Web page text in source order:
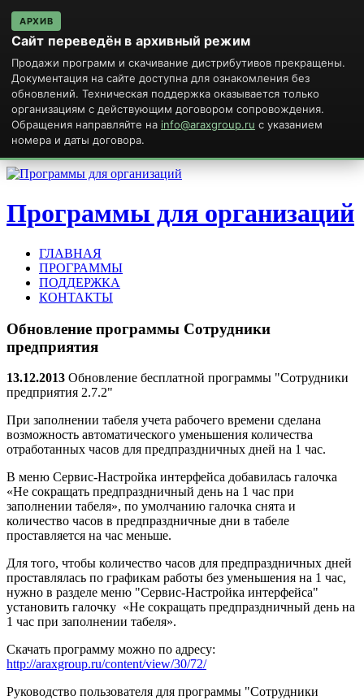
АРХИВ
Сайт переведён в архивный режим
Продажи программ и скачивание дистрибутивов прекращены.
Документация на сайте доступна для ознакомления без
обновлений. Техническая поддержка оказывается только
организациям с действующим договором сопровождения.
Обращения направляйте на info@araxgroup.ru с указанием
номера и даты договора.
Программы для организаций
ГЛАВНАЯ
ПРОГРАММЫ
ПОДДЕРЖКА
КОНТАКТЫ
Обновление программы Сотрудники
предприятия
13.12.2013 Обновление бесплатной программы "Сотрудники
предприятия 2.7.2"
При заполнении табеля учета рабочего времени сделана
возможность автоматического уменьшения количества
отработанных часов для предпраздничных дней на 1 час.
В меню Сервис-Настройка интерфейса добавилась галочка
«Не сокращать предпраздничный день на 1 час при
заполнении табеля», по умолчанию галочка снята и
количество часов в предпраздничные дни в табеле
проставляется на час меньше.
Для того, чтобы количество часов для предпраздничных дней
проставлялась по графикам работы без уменьшения на 1 час,
нужно в разделе меню "Сервис-Настройка интерфейса"
установить галочку «Не сокращать предпраздничный день на
1 час при заполнении табеля».
Скачать программу можно по адресу:
http://araxgroup.ru/content/view/30/72/
Руководство пользователя для программы "Сотрудники